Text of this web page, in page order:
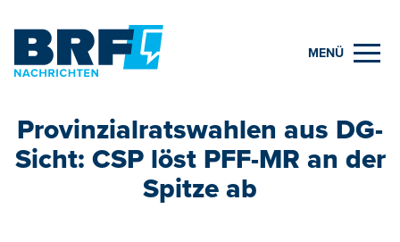
MENÜ
Provinzialratswahlen aus DG-
Sicht: CSP löst PFF-MR an der
Spitze ab